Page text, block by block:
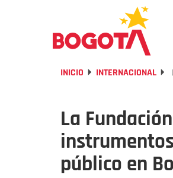
INICIO INTERNACIONAL
La
público en